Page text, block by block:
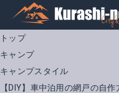
トップ
キャンプ
キャンプスタイル
【DIY】車中泊用の網戸の自